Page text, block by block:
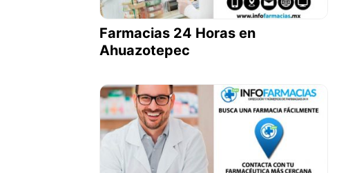
Farmacias 24 Horas en
Ahuazotepec